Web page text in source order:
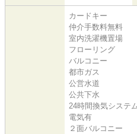
カードキー
仲介手数料無料
室内洗濯機置場
フローリング
バルコニー
都市ガス
公営水道
公共下水
24時間換気システム
電気有
２面バルコニー